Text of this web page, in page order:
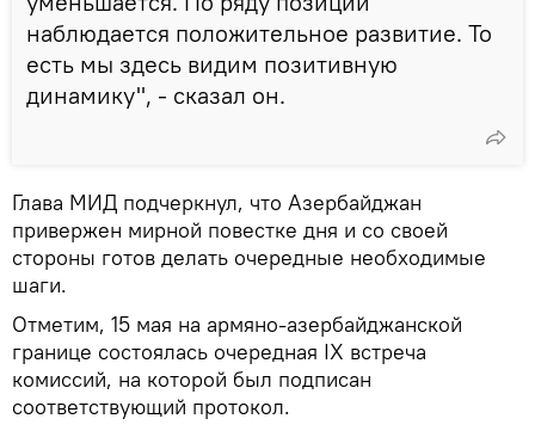
наблюдается положительное развитие. То
есть мы здесь видим позитивную
динамику", - сказал он.
Глава МИД подчеркнул, что Азербайджан
привержен мирной повестке дня и со своей
стороны готов делать очередные необходимые
шаги.
Отметим, 15 мая на армяно-азербайджанской
границе состоялась очередная IX встреча
комиссий, на которой был подписан
соответствующий протокол.